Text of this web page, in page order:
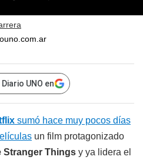
UNO en
sumó hace muy pocos días
un film protagonizado
Stranger Things y ya lidera el